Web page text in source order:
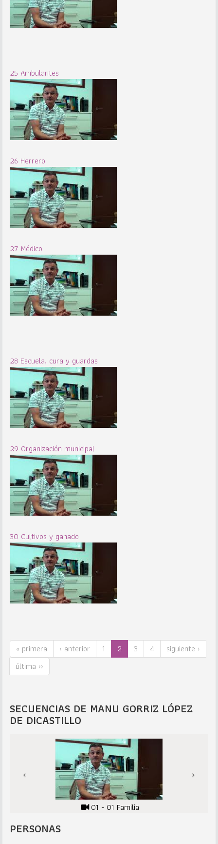
25 Ambulantes
26 Herrero
27 Médico
28 Escuela, cura y guardas
29 Organización municipal
30 Cultivos y ganado
« primera ‹ anterior 1 2 3 4
siguiente ›
última ››
SECUENCIAS DE MANU GORRIZ LÓPEZ
DE DICASTILLO
01 - 01 Familia
PERSONAS